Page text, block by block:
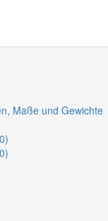
Maße und Gewichte